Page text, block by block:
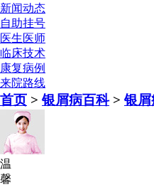
新闻动态
自助挂号
医生医师
临床技术
康复病例
来院路线
首页 >银屑病百科>银屑
温
馨